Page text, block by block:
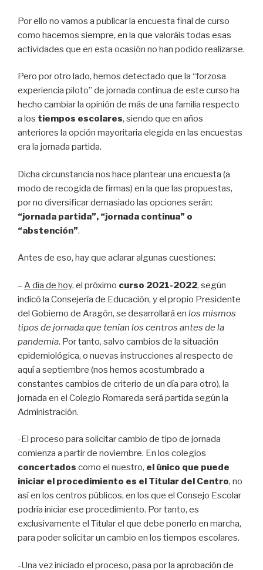
Por ello no vamos a publicar la encuesta final de curso
como hacemos siempre, en la que valoráis todas esas
actividades que en esta ocasión no han podido realizarse.
Pero por otro lado, hemos detectado que la “forzosa
experiencia piloto” de jornada continua de este curso ha
hecho cambiar la opinión de más de una familia respecto
a los tiempos escolares, siendo que en años
anteriores la opción mayoritaria elegida en las encuestas
era la jornada partida.
Dicha circunstancia nos hace plantear una encuesta (a
modo de recogida de firmas) en la que las propuestas,
por no diversificar demasiado las opciones serán:
“jornada partida”, “jornada continua” o
“abstención”.
Antes de eso, hay que aclarar algunas cuestiones:
– A día de hoy, el próximo curso 2021-2022, según
indicó la Consejería de Educación, y el propio Presidente
del Gobierno de Aragón, se desarrollará en los mismos
tipos de jornada que tenían los centros antes de la
pandemia. Por tanto, salvo cambios de la situación
epidemiológica, o nuevas instrucciones al respecto de
aquí a septiembre (nos hemos acostumbrado a
constantes cambios de criterio de un día para otro), la
jornada en el Colegio Romareda será partida según la
Administración.
-El proceso para solicitar cambio de tipo de jornada
comienza a partir de noviembre. En los colegios
concertados como el nuestro, el único que puede
iniciar el procedimiento es el Titular del Centro, no
así en los centros públicos, en los que el Consejo Escolar
podría iniciar ese procedimiento. Por tanto, es
exclusivamente el Titular el que debe ponerlo en marcha,
para poder solicitar un cambio en los tiempos escolares.
-Una vez iniciado el proceso, pasa por la aprobación de